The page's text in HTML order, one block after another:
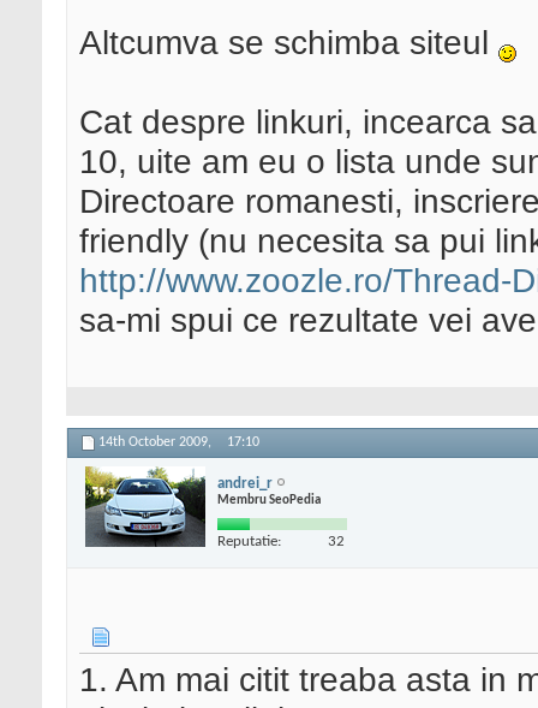
Altcumva se schimba siteul
Cat despre linkuri, incearca
10, uite am eu o lista unde
Directoare romanesti,
friendly (nu necesita sa pui
http://www.zoozle.ro/Thread-
sa-mi spui ce rezultate vei
14th October 2009, 17:10
andrei_r
Membru SeoPedia
Reputatie: 32
1. Am mai citit treaba asta in